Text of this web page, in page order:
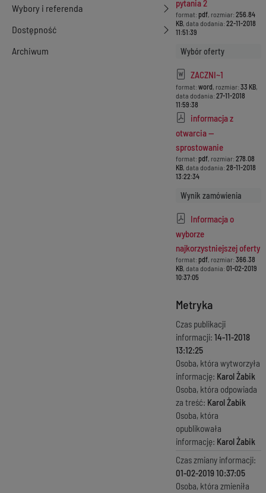
Wybory i referenda
Dostępność
Archiwum
pytania 2
format: pdf, rozmiar: 256.84
KB, data dodania: 22-11-2018
11:51:39
Wybór oferty
ZACZNI~1
format: word, rozmiar: 33 KB,
data dodania: 27-11-2018
11:59:38
informacja z
otwarcia —
sprostowanie
format: pdf, rozmiar: 278.08
KB, data dodania: 28-11-2018
13:22:34
Wynik zamówienia
Informacja o
wyborze
najkorzystniejszej oferty
format: pdf, rozmiar: 366.38
KB, data dodania: 01-02-2019
10:37:05
Metryka
Czas publikacji
informacji: 14-11-2018
13:12:25
Osoba, która wytworzyła
informację: Karol Żabik
Osoba, która odpowiada
za treść: Karol Żabik
Osoba, która
opublikowała
informację: Karol Żabik
Czas zmiany informacji:
01-02-2019 10:37:05
Osoba, która zmieniła